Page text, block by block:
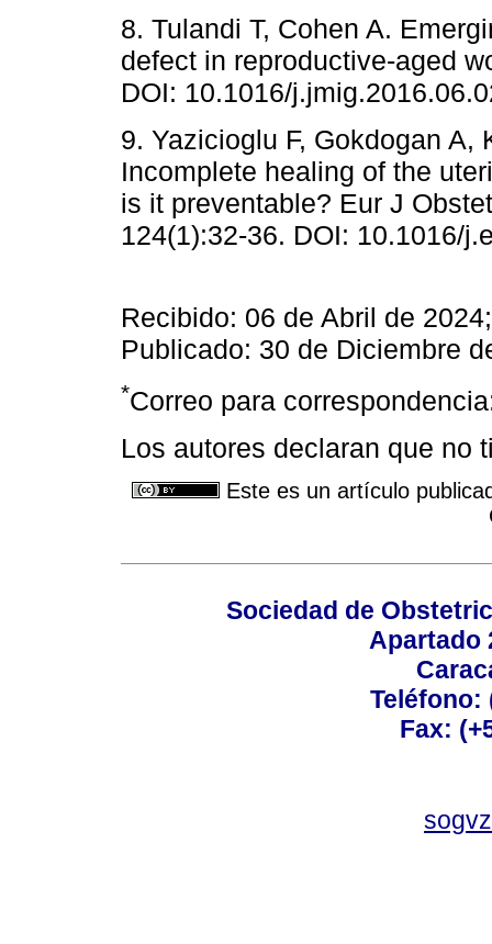
8. Tulandi T, Cohen A.
defect in reproductive-aged
DOI: 10.1016/
9. Yazicioglu F, Gokdogan
Incomplete healing of the
is it preventable? Eur J
124(1):32-36. DOI: 10.1016/
Recibido: 06 de Abril de
Publicado: 30 de Diciembre
*Correo para
Los autores declaran que no
Este es un artículo
Sociedad de
Apartado
Teléfono:
Fax: